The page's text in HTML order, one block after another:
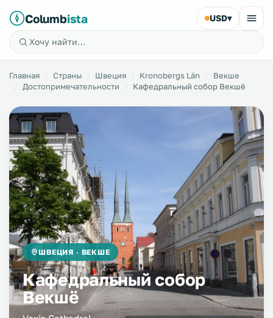
Columbista USD▾
Главная Страны Швеция Kronobergs Län
Векше
Достопримечательности
Кафедральный собор Векшё
ШВЕЦИЯ · ВЕКШЕ
Кафедральный собор
Векшё